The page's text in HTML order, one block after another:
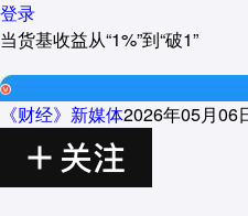
登录
当货基收益从“1%”到“破1”
《财经》新媒体2026年05月06